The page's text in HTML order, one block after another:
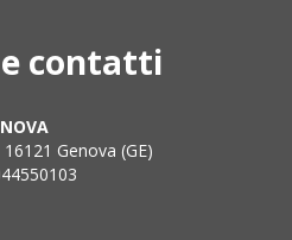
contatti
Genova (GE)